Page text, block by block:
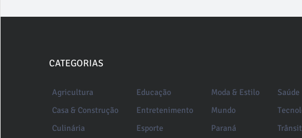
CATEGORIAS
Agricultura
Casa & Construção
Culinária
Educação
Entretenimento
Esporte
Moda & Estilo
Mundo
Paraná
Saúde